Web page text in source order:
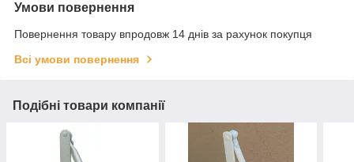
Умови повернення
Повернення товару впродовж 14 днів за рахунок покупця
Всі умови повернення
Подібні товари компанії